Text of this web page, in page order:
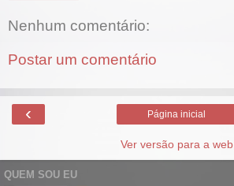
Nenhum comentário:
Postar um comentário
‹ Página inicial
Ver versão para a web
QUEM SOU EU